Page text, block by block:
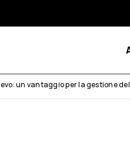
un vantaggio per la gestione